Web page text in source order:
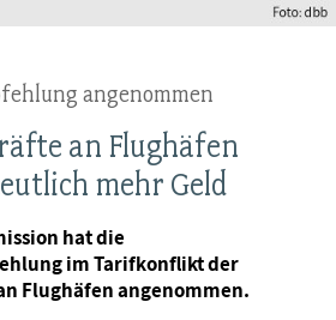
angenommen
an Flughäfen
mehr Geld
hat die
im Tarifkonflikt der
Flughäfen angenommen.